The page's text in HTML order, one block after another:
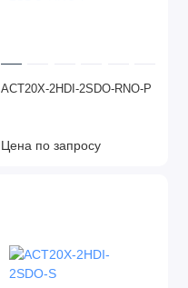
ACT20X-2HDI-2SDO-RNO-P
Цена по запросу